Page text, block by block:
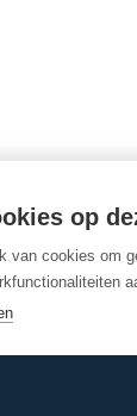
op
van cookies om